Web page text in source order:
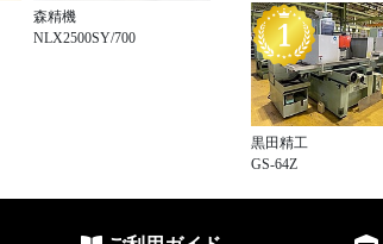
森精機
NLX2500SY/700
黒田精工
GS-64Z